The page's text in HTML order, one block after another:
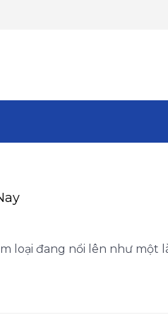
loại đang nổi lên như một